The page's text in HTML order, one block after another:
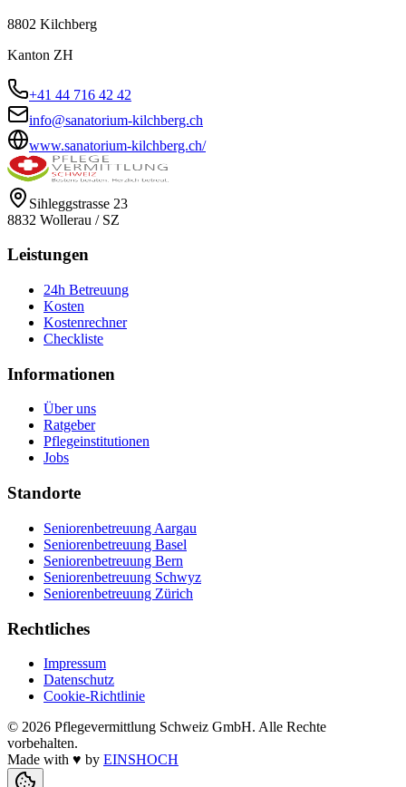
8802 Kilchberg
Kanton ZH
+41 44 716 42 42
info@sanatorium-kilchberg.ch
www.sanatorium-kilchberg.ch/
Sihleggstrasse 23
8832 Wollerau / SZ
Leistungen
24h Betreuung
Kosten
Kostenrechner
Checkliste
Informationen
Über uns
Ratgeber
Pflegeinstitutionen
Jobs
Standorte
Seniorenbetreuung Aargau
Seniorenbetreuung Basel
Seniorenbetreuung Bern
Seniorenbetreuung Schwyz
Seniorenbetreuung Zürich
Rechtliches
Impressum
Datenschutz
Cookie-Richtlinie
© 2026 Pflegevermittlung Schweiz GmbH. Alle Rechte
vorbehalten.
Made with ♥ by EINSHOCH